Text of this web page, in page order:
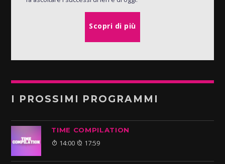
Scopri di più
I PROSSIMI PROGRAMMI
TIME COMPILATION
14:00 17:59